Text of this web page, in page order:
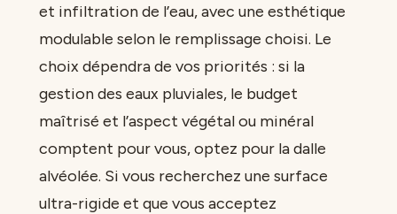
et infiltration de l’eau, avec une esthétique
modulable selon le remplissage choisi. Le
choix dépendra de vos priorités : si la
gestion des eaux pluviales, le budget
maîtrisé et l’aspect végétal ou minéral
comptent pour vous, optez pour la dalle
alvéolée. Si vous recherchez une surface
ultra-rigide et que vous acceptez